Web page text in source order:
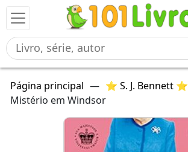
Página principal — ⭐ S. J. Bennett ⭐
Mistério em Windsor